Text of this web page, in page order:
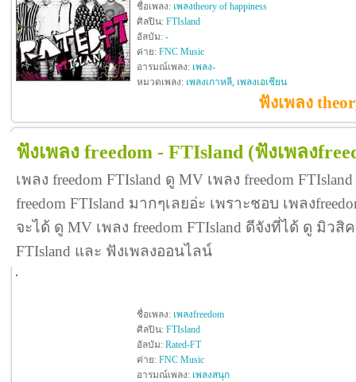
ชื่อเพลง: เพลงtheory of happiness
ศิลปิน: FTIsland
อัลบัม: -
ค่าย: FNC Music
อารมณ์เพลง: เพลง-
หมวดเพลง: เพลงเกาหลี, เพลงเอเชียน
ฟังเพลง
ฟังเพลง freedom - FTIsland (ฟังเพลง
เพลง freedom FTIsland ดู MV เพลง freedom
freedom FTIsland มากๆเลยอ่ะ เพราะชอบ เพลง
จะได้ ดู MV เพลง freedom FTIsland ดีจังที่ได้ ดู มิวสิ
FTIsland และ ฟังเพลงออนไลน์
ชื่อเพลง: เพลงfreedom
ศิลปิน: FTIsland
อัลบัม: Rated-FT
ค่าย: FNC Music
อารมณ์เพลง: เพลงสนุก